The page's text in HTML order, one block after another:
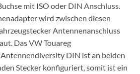
mit ISO oder DIN Anschluss.
wird zwischen diesen
Antennenanschluss
Das VW Touareg
DIN ist an beiden
Stecker konfiguriert, somit ist ein